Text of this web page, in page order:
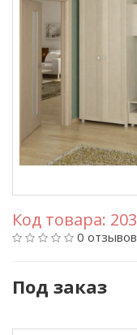
Код товара: 203
0 отзывов
Под заказ